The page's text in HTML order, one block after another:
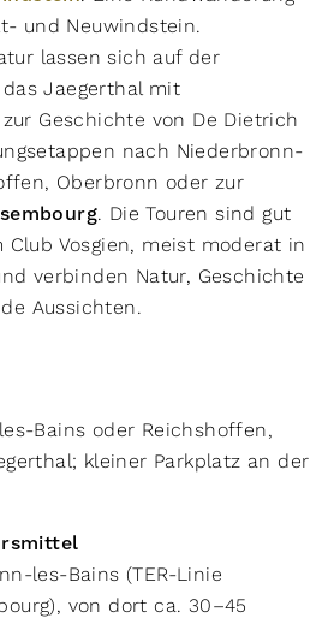
und Neuwindstein.
lassen sich auf der
Jaegerthal mit
Geschichte von De Dietrich
nach Niederbronn-
Oberbronn oder zur
. Die Touren sind gut
Club Vosgien, meist moderat in
verbinden Natur, Geschichte
Aussichten.
Bains oder Reichshoffen,
kleiner Parkplatz an der
les-Bains (TER-Linie
von dort ca. 30–45